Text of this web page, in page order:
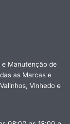
e Manutenção de
as Marcas e
Vinhedo e